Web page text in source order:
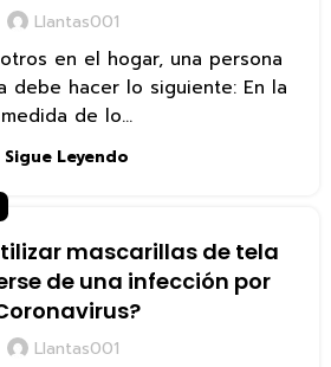
Llantas001
en el hogar, una persona
debe hacer lo siguiente: En la
medida de lo...
Sigue Leyendo
mascarillas de tela
de una infección por
Llantas001